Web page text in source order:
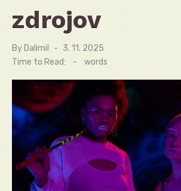
zdrojov
By Dalimil
Posted
on
3. 11. 2025
Time to Read:
- words